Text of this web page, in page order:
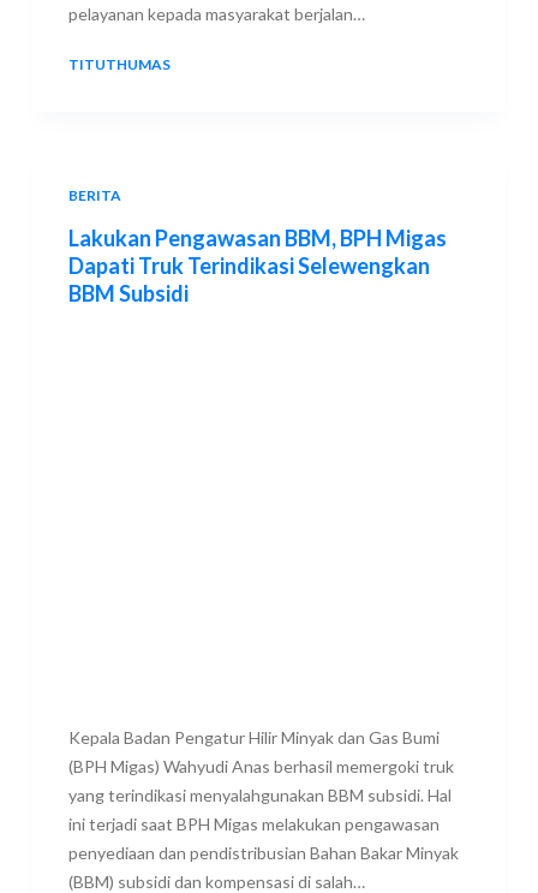
pelayanan kepada masyarakat berjalan…
TITUTHUMAS
BERITA
Lakukan Pengawasan BBM, BPH Migas
Dapati Truk Terindikasi Selewengkan
BBM Subsidi
Kepala Badan Pengatur Hilir Minyak dan Gas Bumi
(BPH Migas) Wahyudi Anas berhasil memergoki truk
yang terindikasi menyalahgunakan BBM subsidi. Hal
ini terjadi saat BPH Migas melakukan pengawasan
penyediaan dan pendistribusian Bahan Bakar Minyak
(BBM) subsidi dan kompensasi di salah…